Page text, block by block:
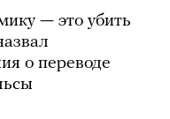
— это убить
о переводе